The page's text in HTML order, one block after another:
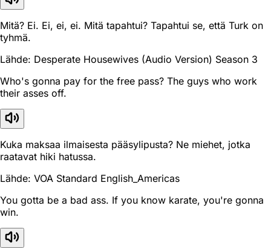
Mitä? Ei. Ei, ei, ei. Mitä tapahtui? Tapahtui se, että Turk on
tyhmä.
Lähde: Desperate Housewives (Audio Version) Season 3
Who's gonna pay for the free pass? The guys who work
their asses off.
Kuka maksaa ilmaisesta pääsylipusta? Ne miehet, jotka
raatavat hiki hatussa.
Lähde: VOA Standard English_Americas
You gotta be a bad ass. If you know karate, you're gonna
win.